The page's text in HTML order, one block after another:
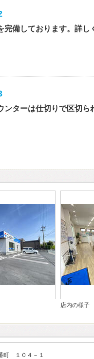
完備しております。詳し
ンターは仕切りで区切
店内の様子
町 １０４－１